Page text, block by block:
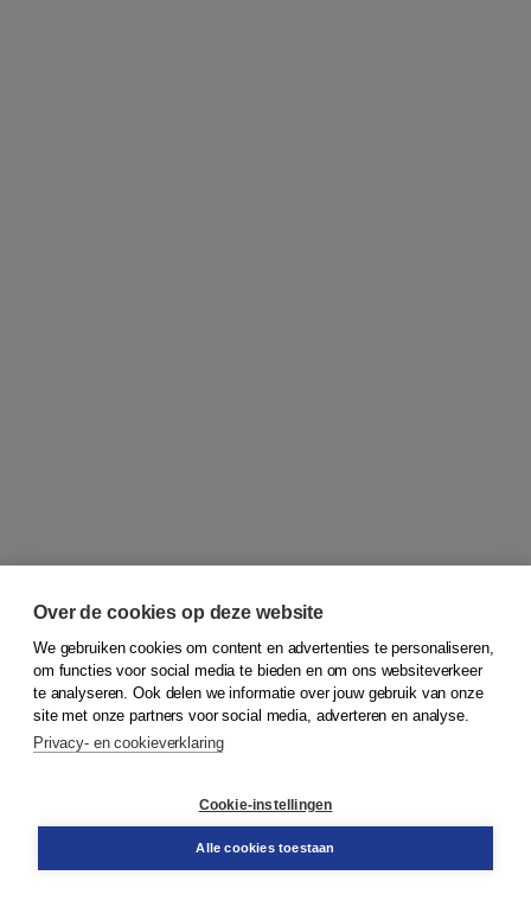
© 2026Koninklijke Boom uitgevers
Bestellen
Over de cookies op deze website
We gebruiken cookies om content en advertenties te personaliseren,
om functies voor social media te bieden en om ons websiteverkeer
te analyseren. Ook delen we informatie over jouw gebruik van onze
site met onze partners voor social media, adverteren en analyse.
Privacy- en cookieverklaring
Cookie-instellingen
Alle cookies toestaan